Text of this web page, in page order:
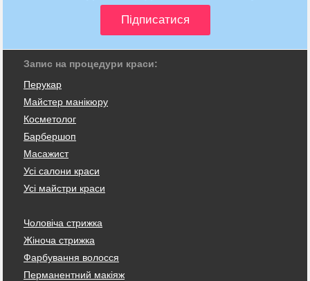
Запис на процедури краси:
Перукар
Майстер манікюру
Косметолог
Барбершоп
Масажист
Усі салони краси
Усі майстри краси
Чоловіча стрижка
Жіноча стрижка
Фарбування волосся
Перманентний макіяж